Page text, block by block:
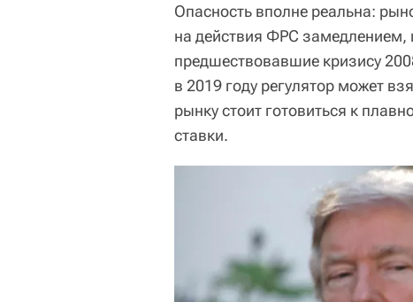
Опасность вполне реальна:
на действия ФРС замедлением,
предшествовавшие кризису
в 2019 году регулятор может
рынку стоит готовиться к
ставки.